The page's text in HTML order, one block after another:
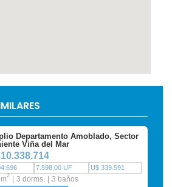
Departamento Amoblado, Sector
Viña del Mar
7.598,00 UF U$ 339.591
2 3 dorms. 3 baños